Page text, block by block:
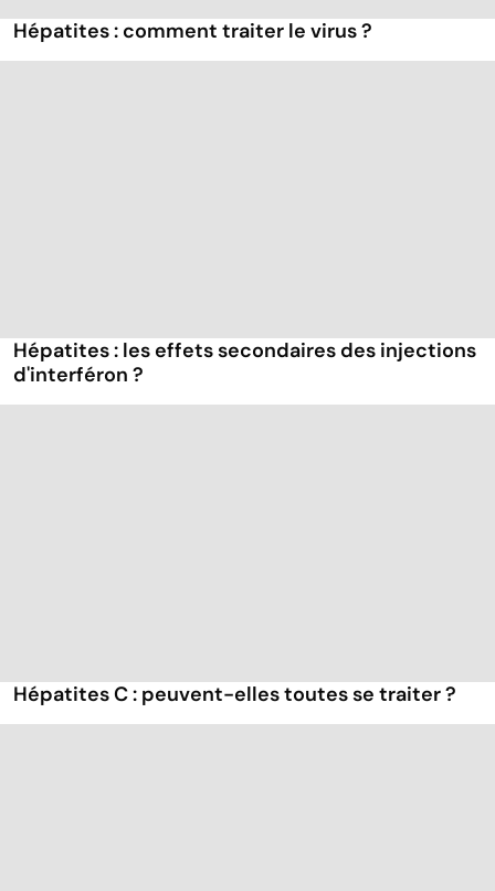
Hépatites : comment traiter le virus ?
Hépatites : les effets secondaires des injections
d'interféron ?
Hépatites C : peuvent-elles toutes se traiter ?